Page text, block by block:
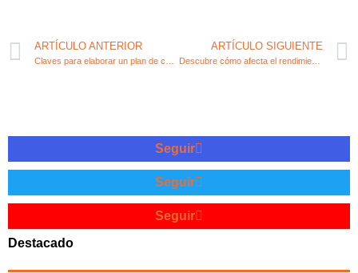
ARTÍCULO ANTERIOR ARTÍCULO SIGUIENTE
Descubre cómo afecta el rendimiento a tu negocio
Seguir
Seguir
Seguir
Destacado